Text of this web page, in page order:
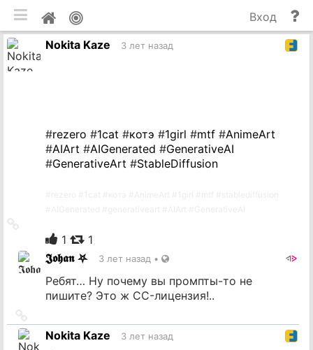
Мой
профиль
и
Вход
Nokita Kaze
3 лет назад
#rezero #1cat #котэ #1girl #mtf #AnimeArt
#AIArt #AIGenerated #GenerativeAI
#GenerativeArt #StableDiffusion
источник
1
1
𝕵𝖔𝖍𝖆𝖓 ⛧
3 лет назад •
Ребят… Ну почему вы промпты-то не
пишите? Это ж CC-лицензия!..
на
источник
Nokita Kaze 3 лет назад
мобильная версия